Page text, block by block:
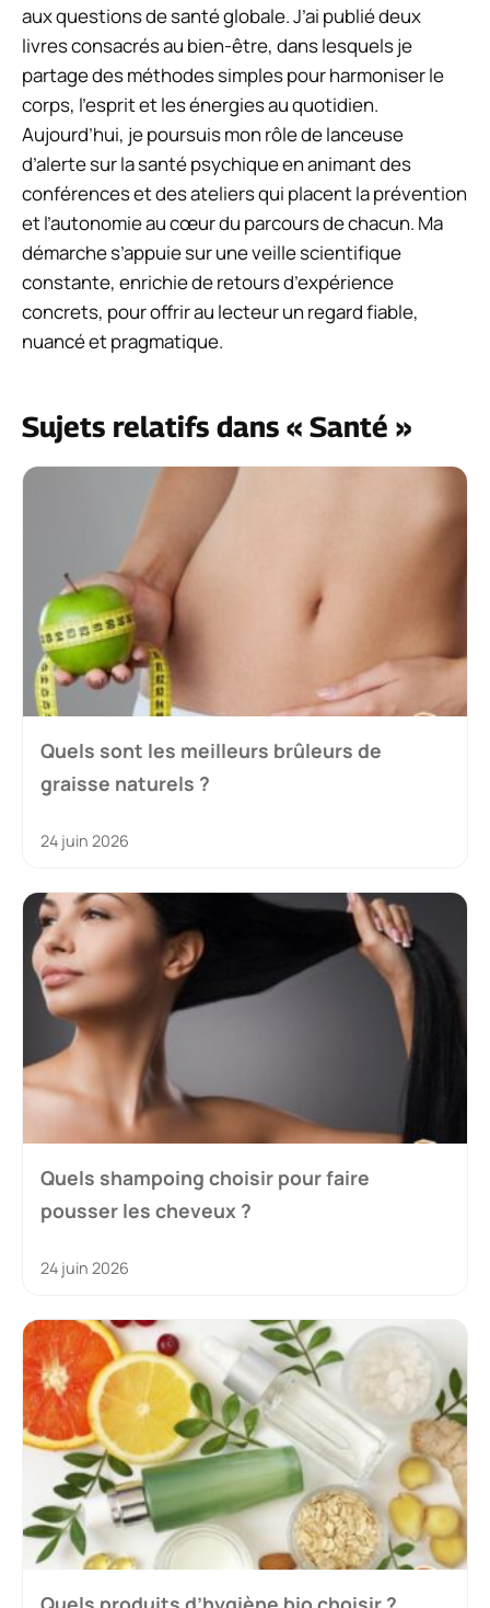
aux questions de santé globale. J’ai publié deux
livres consacrés au bien-être, dans lesquels je
partage des méthodes simples pour harmoniser le
corps, l’esprit et les énergies au quotidien.
Aujourd’hui, je poursuis mon rôle de lanceuse
d’alerte sur la santé psychique en animant des
conférences et des ateliers qui placent la prévention
et l’autonomie au cœur du parcours de chacun. Ma
démarche s’appuie sur une veille scientifique
constante, enrichie de retours d’expérience
concrets, pour offrir au lecteur un regard fiable,
nuancé et pragmatique.
Sujets relatifs dans « Santé »
Quels sont les meilleurs brûleurs de
graisse naturels ?
24 juin 2026
Quels shampoing choisir pour faire
pousser les cheveux ?
24 juin 2026